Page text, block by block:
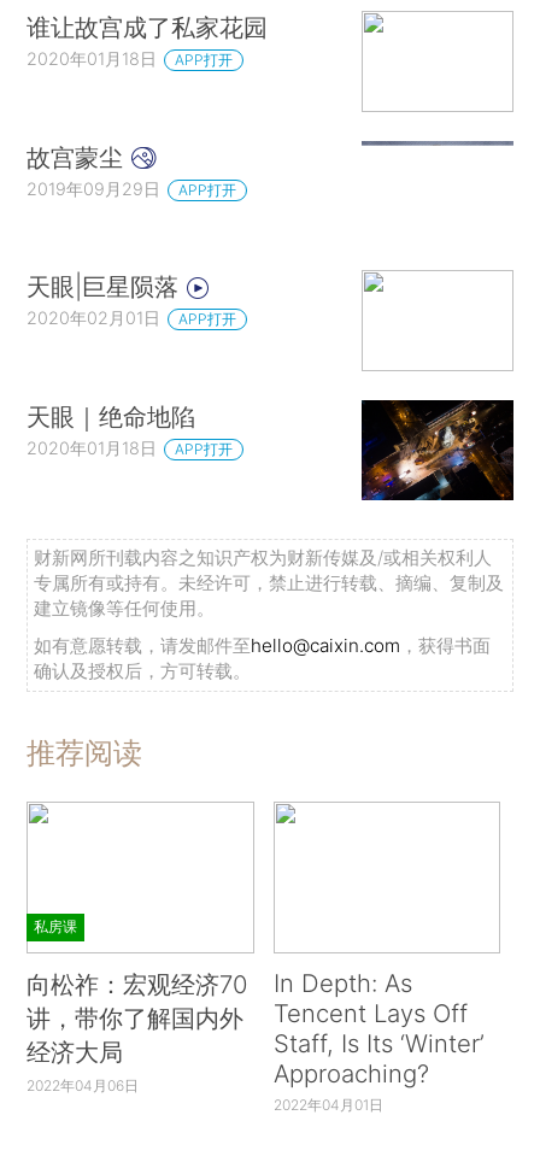
谁让故宫成了私家花园
2020年01月18日 APP打开
故宫蒙尘
2019年09月29日 APP打开
天眼|巨星陨落
2020年02月01日 APP打开
天眼｜绝命地陷
2020年01月18日 APP打开
财新网所刊载内容之知识产权为财新传媒及/或相关权利人
专属所有或持有。未经许可，禁止进行转载、摘编、复制及
建立镜像等任何使用。
如有意愿转载，请发邮件至hello@caixin.com ，获得书面
确认及授权后，方可转载。
推荐阅读
私房课
向松祚：宏观经济70
讲，带你了解国内外
经济大局
2022年04月06日
In Depth: As
Tencent Lays Off
Staff, Is Its ‘Winter’
Approaching?
2022年04月01日